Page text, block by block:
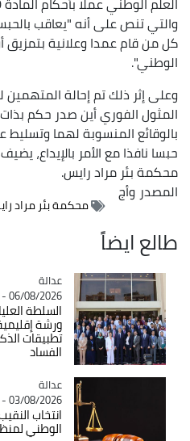
والتي تنص على أنه "يعاقب
كل من قام عمدا وعلانية بتمزيق
الوطني".
وعلى إثر ذلك تم إحالة المتهمين
المثول الفوري أين صدر حكم بذات
بالوقائع المنسوبة لهما وتسليط
حبسا نافذا مع الأمر بالإيداع،
محكمة بئر مراد رايس.
المصدروأج
محكمة بئر مراد رايس
طالع ايضاً
Catégorie
عدالة
06/08/2026 - 12:39
السلطة
ورشة
تطبيقات
الفساد
Catégorie
عدالة
03/08/2026 - 16:21
انتخاب
الوطني